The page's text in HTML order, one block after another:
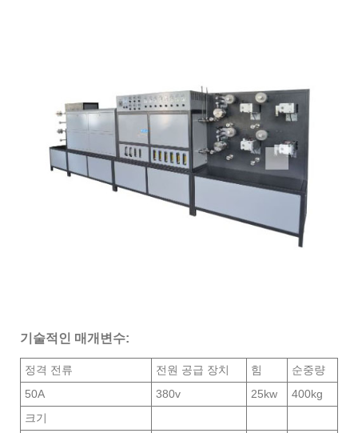
기술적인 매개변수:
정격 전류 전원 공급 장치 힘
순중량
50A
380v 25kw
400kg
크기